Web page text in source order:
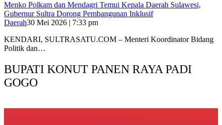
Menko Polkam dan Mendagri Temui Kepala Daerah Sulawesi,
Gubernur Sultra Dorong Pembangunan Inklusif
Daerah30 Mei 2026 | 7:33 pm
KENDARI, SULTRASATU.COM – Menteri Koordinator Bidang
Politik dan…
BUPATI KONUT PANEN RAYA PADI
GOGO